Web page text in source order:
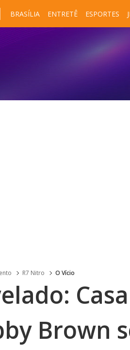
BRASÍLIA ENTRETÊ ESPORTES
R7 Nitro O Vício
Brown